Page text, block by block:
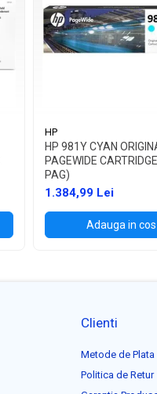
HP
HP 981Y CYAN
PAGEWIDE
PAG)
1.384,99 Lei
Adauga in cos
Clienti
Metode de Plata
Politica de Retur